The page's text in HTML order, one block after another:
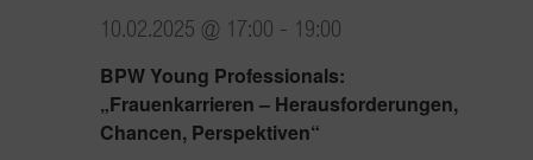
BPW Young Professionals:
„Frauenkarrieren – Herausforderungen,
Chancen, Perspektiven“
10.02.2025 @ 17:00 - 19:00